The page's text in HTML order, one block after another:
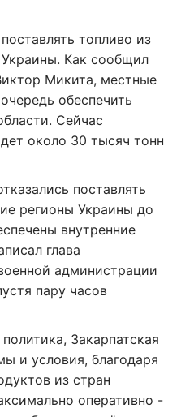
топливо из
Как сообщил
Микита, местные
обеспечить
Сейчас
около 30 тысяч тонн
поставлять
регионы Украины до
внутренние
глава
администрации
пару часов
Закарпатская
и условия, благодаря
из стран
оперативно -